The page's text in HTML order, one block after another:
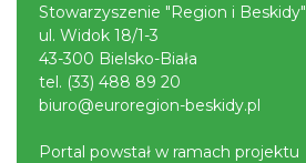
Stowarzyszenie "Region i Beskidy"
ul. Widok 18/1-3
43-300 Bielsko-Biała
tel. (33) 488 89 20
biuro@euroregion-beskidy.pl
Portal powstał w ramach projektu